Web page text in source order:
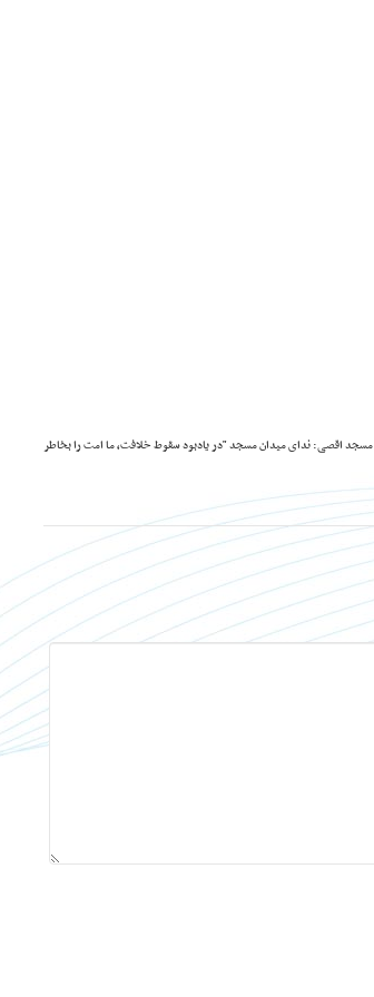
مسجد اقصی: ندای میدان مسجد "در یادبود سقوط خلافت، ما امت را بخاطر